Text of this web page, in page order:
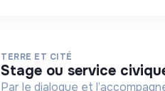
TERRE ET CITÉ
stage ou service
Par le dialogue et